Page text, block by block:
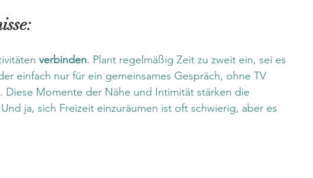
verbinden. Plant regelmäßig Zeit zu zweit ein, sei es
einfach nur für ein gemeinsames Gespräch, ohne TV
Diese Momente der Nähe und Intimität stärken die
ja, sich Freizeit einzuräumen ist oft schwierig, aber es